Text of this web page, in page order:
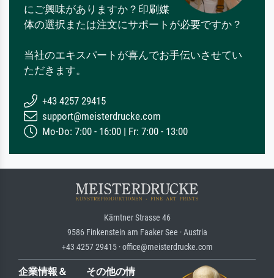
にご興味がありますか？印刷媒
体の選択または注文にサポートが必要ですか？
当社のエキスパートが喜んでお手伝いさせてい
ただきます。
+43 4257 29415
support@meisterdrucke.com
Mo-Do: 7:00 - 16:00 | Fr: 7:00 - 13:00
Kärntner Strasse 46
9586 Finkenstein am Faaker See · Austria
+43 4257 29415 · office@meisterdrucke.com
企業情報＆
その他の情